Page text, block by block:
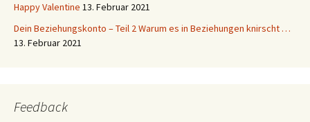
Happy Valentine 13. Februar 2021
Dein Beziehungskonto – Teil 2 Warum es in Beziehungen knirscht …
13. Februar 2021
Feedback